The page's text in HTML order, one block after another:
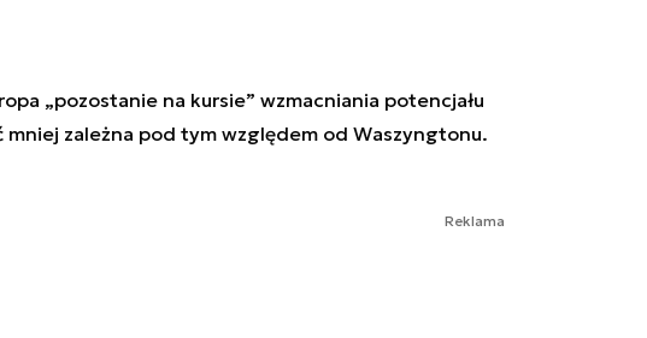
„pozostanie na kursie” wzmacniania potencjału
mniej zależna pod tym względem od Waszyngtonu.
Reklama